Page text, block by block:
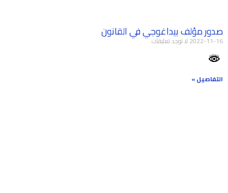
صدور مؤلف بيداغوجي في القانون
2022-11-16 لا توجد تعليقات
التفاصيل »